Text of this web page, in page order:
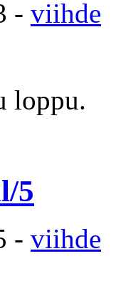
- viihde
loppu.
5
- viihde